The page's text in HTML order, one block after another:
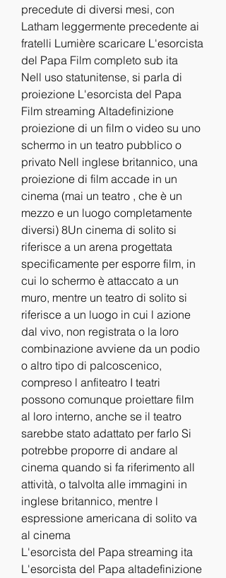
precedute di diversi mesi, con
Latham leggermente precedente ai
fratelli Lumière scaricare L'esorcista
del Papa Film completo sub ita
Nell uso statunitense, si parla di
proiezione L'esorcista del Papa
Film streaming Altadefinizione
proiezione di un film o video su uno
schermo in un teatro pubblico o
privato Nell inglese britannico, una
proiezione di film accade in un
cinema (mai un teatro , che è un
mezzo e un luogo completamente
diversi) 8Un cinema di solito si
riferisce a un arena progettata
specificamente per esporre film, in
cui lo schermo è attaccato a un
muro, mentre un teatro di solito si
riferisce a un luogo in cui l azione
dal vivo, non registrata o la loro
combinazione avviene da un podio
o altro tipo di palcoscenico,
compreso l anfiteatro I teatri
possono comunque proiettare film
al loro interno, anche se il teatro
sarebbe stato adattato per farlo Si
potrebbe proporre di andare al
cinema quando si fa riferimento all
attività, o talvolta alle immagini in
inglese britannico, mentre l
espressione americana di solito va
al cinema
L'esorcista del Papa streaming ita
L'esorcista del Papa altadefinizione